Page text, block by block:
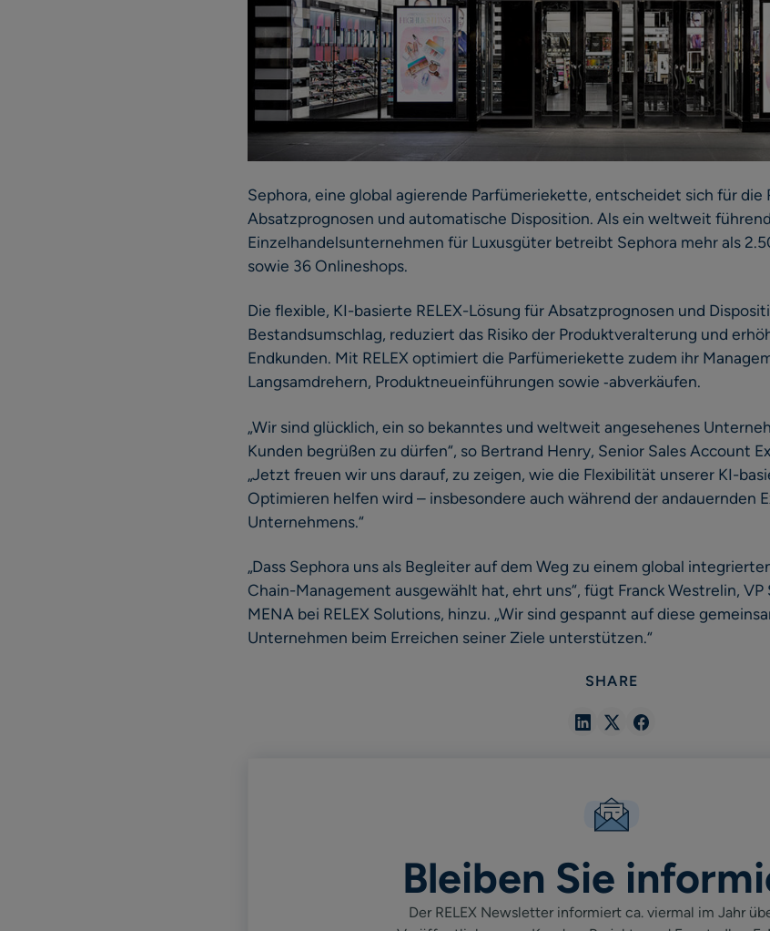
Sephora, eine global agierende Parfümeriekette, entscheidet sich für die
Absatzprognosen und automatische Disposition. Als ein weltweit
Einzelhandelsunternehmen für Luxusgüter betreibt Sephora mehr als
sowie 36 Onlineshops.
Die flexible, KI-basierte RELEX-Lösung für Absatzprognosen und
Bestandsumschlag, reduziert das Risiko der Produktveralterung und
Endkunden. Mit RELEX optimiert die Parfümeriekette zudem ihr
Langsamdrehern, Produktneueinführungen sowie ‑abverkäufen.
„Wir sind glücklich, ein so bekanntes und weltweit angesehenes
Kunden begrüßen zu dürfen“, so Bertrand Henry, Senior Sales Account
„Jetzt freuen wir uns darauf, zu zeigen, wie die Flexibilität unserer KI-
Optimieren helfen wird – insbesondere auch während der andauernden
Unternehmens.“
„Dass Sephora uns als Begleiter auf dem Weg zu einem global
Chain-Management ausgewählt hat, ehrt uns“, fügt Franck Westrelin, VP
MENA bei RELEX Solutions, hinzu. „Wir sind gespannt auf diese
Unternehmen beim Erreichen seiner Ziele unterstützen.“
SHARE
ShareShareShare
Bleiben Sie
Der RELEX Newsletter informiert ca. viermal im Jahr